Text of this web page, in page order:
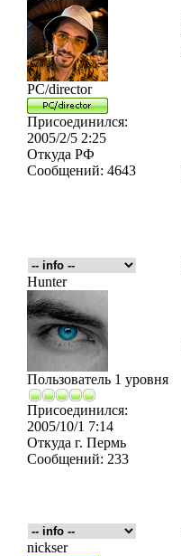
PC/director
Присоединился:
2005/2/5 2:25
Откуда РФ
Сообщений: 4643
Hunter
Пользователь 1 уровня
Присоединился:
2005/10/1 7:14
Откуда г. Пермь
Сообщений: 233
nickser